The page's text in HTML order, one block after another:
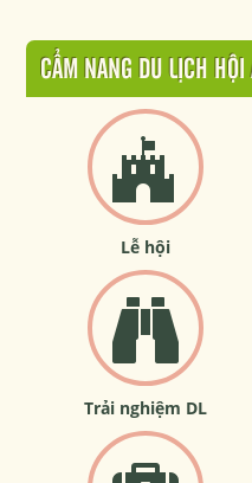
CẨM NANG DU LỊCH HỘI
Lễ hội
Trải nghiệm DL